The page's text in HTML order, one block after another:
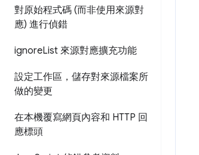
對原始程式碼 (而非使用來源對
應) 進行偵錯
ignoreList 來源對應擴充功能
設定工作區，儲存對來源檔案所
做的變更
在本機覆寫網頁內容和 HTTP 回
應標頭